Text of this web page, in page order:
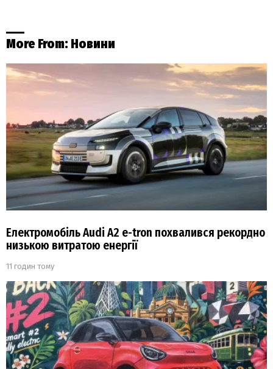
More From: Новини
Електромобіль Audi A2 e-tron похвалився рекордно
низькою витратою енергії
11 годин тому